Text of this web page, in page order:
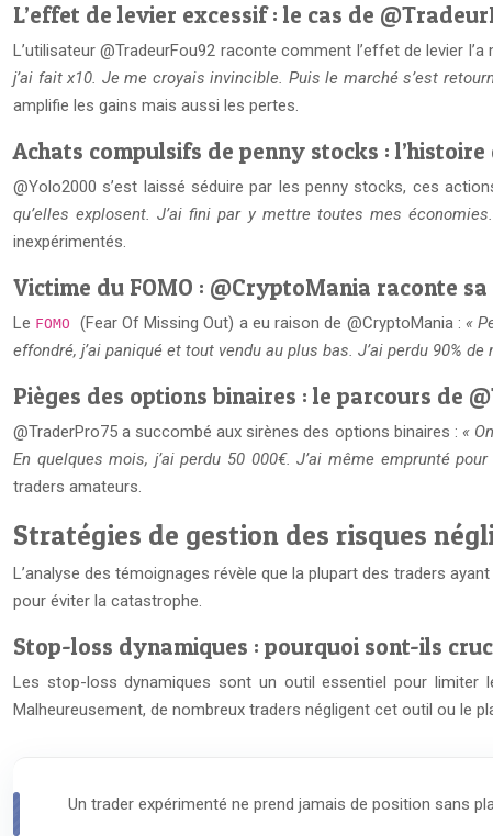
L’effet de levier excessif : le cas de
L’utilisateur @TradeurFou92 raconte comment l’effet de levier l’a
j’ai fait x10. Je me croyais invincible. Puis le marché s’est
amplifie les gains mais aussi les pertes.
Achats compulsifs de penny stocks :
@Yolo2000 s’est laissé séduire par les penny stocks, ces
qu’elles explosent. J’ai fini par y mettre toutes mes
inexpérimentés.
Victime du FOMO : @CryptoMania raconte sa
Le FOMO (Fear Of Missing Out) a eu raison de @CryptoMania : «
effondré, j’ai paniqué et tout vendu au plus bas. J’ai perdu 90% de
Pièges des options binaires : le parcours de
@TraderPro75 a succombé aux sirènes des options binaires : «
En quelques mois, j’ai perdu 50 000€. J’ai même emprunté
traders amateurs.
Stratégies de gestion des risques
L’analyse des témoignages révèle que la plupart des traders
pour éviter la catastrophe.
Stop-loss dynamiques : pourquoi sont-ils
Les stop-loss dynamiques sont un outil essentiel pour limiter
Malheureusement, de nombreux traders négligent cet outil ou le
Un trader expérimenté ne prend jamais de position sans